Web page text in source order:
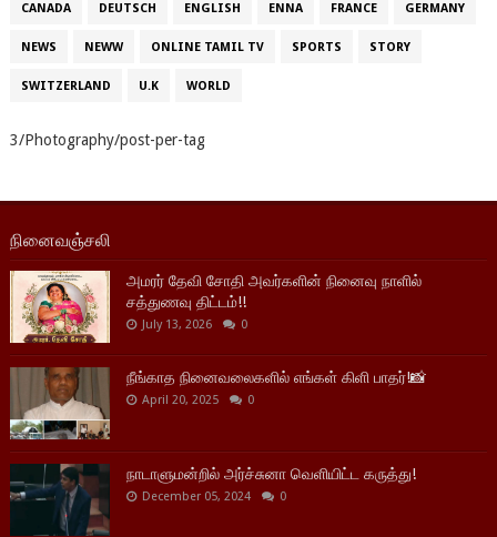
CANADA DEUTSCH ENGLISH ENNA FRANCE GERMANY
NEWS NEWW ONLINE TAMIL TV SPORTS STORY
SWITZERLAND U.K WORLD
3/Photography/post-per-tag
நினைவஞ்சலி
அமரர் தேவி சோதி அவர்களின் நினைவு நாளில்
சத்துணவு திட்டம்!!
July 13, 2026 0
நீங்காத நினைவலைகளில் எங்கள் கிளி பாதர்!📸
April 20, 2025 0
நாடாளுமன்றில் அர்ச்சுனா வெளியிட்ட கருத்து!
December 05, 2024 0